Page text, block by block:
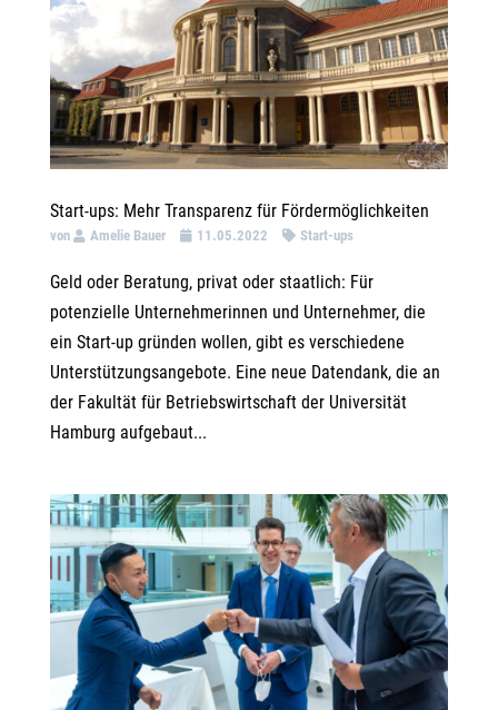
Start-ups: Mehr Transparenz für Fördermöglichkeiten
von Amelie Bauer 11.05.2022 Start-ups
Geld oder Beratung, privat oder staatlich: Für
potenzielle Unternehmerinnen und Unternehmer, die
ein Start-up gründen wollen, gibt es verschiedene
Unterstützungsangebote. Eine neue Datendank, die an
der Fakultät für Betriebswirtschaft der Universität
Hamburg aufgebaut...